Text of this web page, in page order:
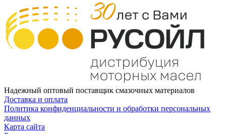
Надежный оптовый поставщик смазочных материалов
Доставка и оплата
Политика конфиденциальности и обработки персональных
данных
Карта сайта